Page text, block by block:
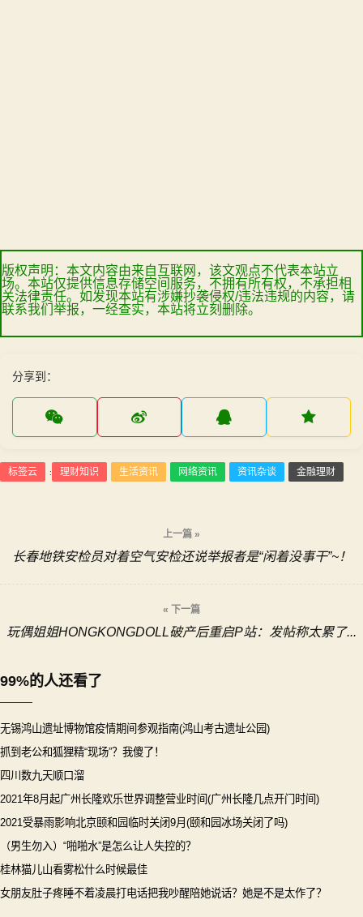
版权声明：本文内容由来自互联网，该文观点不代表本站立
场。本站仅提供信息存储空间服务，不拥有所有权，不承担相
关法律责任。如发现本站有涉嫌抄袭侵权/违法违规的内容，请
联系我们举报，一经查实，本站将立刻删除。
分享到：
标签云 : 理财知识 生活资讯 网络资讯 资讯杂谈 金融理财
章
航
上一篇 »
长春地铁安检员对着空气安检还说举报者是“闲着没事干”~！
« 下一篇
玩偶姐姐HONGKONGDOLL破产后重启P站：发帖称太累了...
99%的人还看了
无锡鸿山遗址博物馆疫情期间参观指南(鸿山考古遗址公园)
抓到老公和狐狸精“现场”？我傻了！
四川数九天顺口溜
2021年8月起广州长隆欢乐世界调整营业时间(广州长隆几点开门时间)
2021受暴雨影响北京颐和园临时关闭9月(颐和园冰场关闭了吗)
（男生勿入）“啪啪水”是怎么让人失控的？
桂林猫儿山看雾松什么时候最佳
女朋友肚子疼睡不着凌晨打电话把我吵醒陪她说话？她是不是太作了？